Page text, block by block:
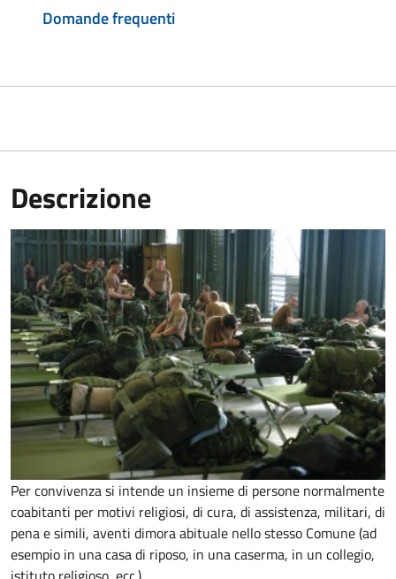
Domande frequenti
Descrizione
Per convivenza si intende un insieme di persone normalmente
coabitanti per motivi religiosi, di cura, di assistenza, militari, di
pena e simili, aventi dimora abituale nello stesso Comune (ad
esempio in una casa di riposo, in una caserma, in un collegio,